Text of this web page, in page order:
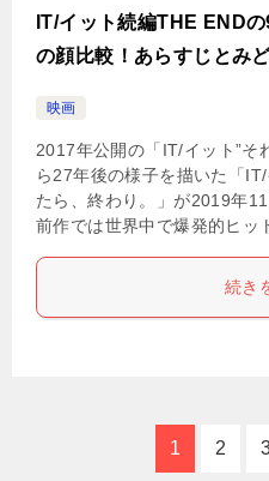
IT/イット続編THE END
の顔比較！あらすじとみ
映画
2017年公開の「IT/イット”そ
ら27年後の様子を描いた「
たら、終わり。」が2019年
前作では世界中で爆発的ヒ
続き
1 2